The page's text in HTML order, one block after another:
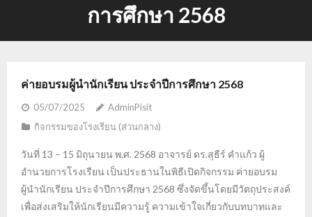
การศึกษา 2568
ค่ายอบรมผู้นำนักเรียน ประจำปีการศึกษา 2568
05/07/2025
AdminPisit
กิจกรรมของโรงเรียน (ส่วนกลาง)
วันที่ 13 – 15 มิถุนายน พ.ศ. 2568 อาจารย์ ดร.สุธีร์ คำแก้ว ผู้
อำนวยการโรงเรียน เป็นประธานในพิธีเปิดกิจกรรม ค่ายอบรม
ผู้นำนักเรียน ประจำปีการศึกษา 2568 ซึ่งจัดขึ้นโดยมีวัตถุประสงค์
เพื่อส่งเสริมให้นักเรียนมีความรู้ ความเข้าใจเกี่ยวกับบทบาทและ